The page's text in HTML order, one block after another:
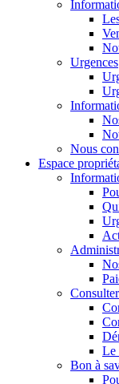
Urgences
Nous
Espace
Le
Bon à